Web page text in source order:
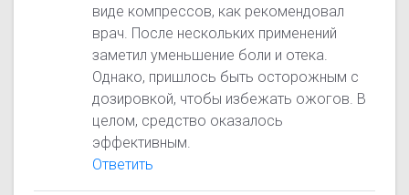
виде компрессов, как рекомендовал
врач. После нескольких применений
заметил уменьшение боли и отека.
Однако, пришлось быть осторожным с
дозировкой, чтобы избежать ожогов. В
целом, средство оказалось
эффективным.
Ответить